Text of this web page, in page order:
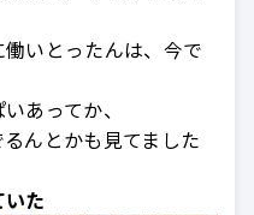
いとったんは、今で
あってか、
んとかも見てました
た